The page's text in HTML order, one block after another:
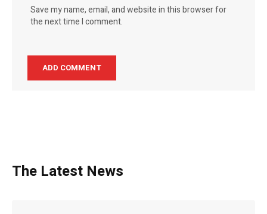
Save my name, email, and website in this browser for
the next time I comment.
The Latest News